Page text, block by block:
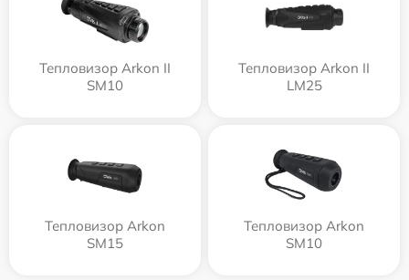
Тепловизор Arkon II
SM10
Тепловизор Arkon II
LM25
Тепловизор Arkon
SM15
Тепловизор Arkon
SM10